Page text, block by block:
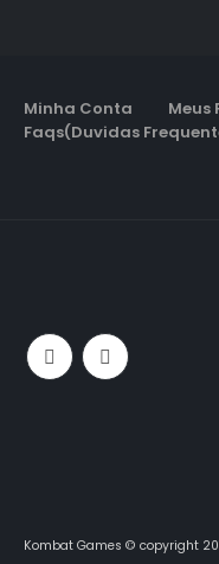
Minha Conta
Meus
Faqs(Duvidas
Kombat Games © copyright